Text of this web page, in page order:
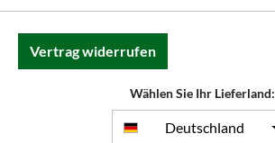
Vertrag widerrufen
Wählen Sie Ihr Lieferland:
Deutschland